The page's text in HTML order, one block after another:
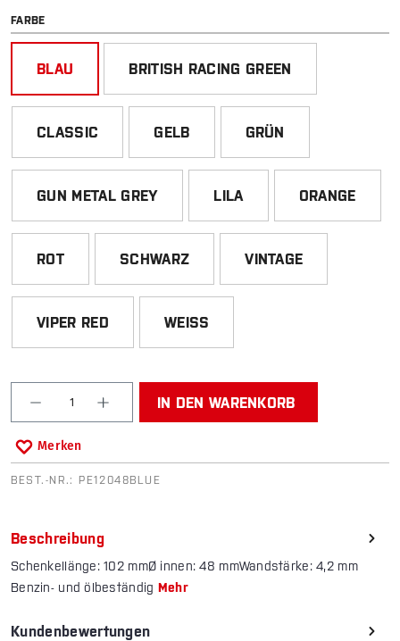
FARBEAUSWÄHLEN
BLAU BRITISH RACING GREEN
CLASSIC GELB GRÜN
GUN METAL GREY LILA ORANGE
ROT SCHWARZ VINTAGE
VIPER RED WEISS
Produkt Anzahl: Gib den gewünschten Wert ein
IN DEN WARENKORB
Merken
BEST.-NR.: PE12048BLUE
Beschreibung
Schenkellänge: 102 mmØ innen: 48 mmWandstärke: 4,2 mm
Benzin- und ölbeständig Mehr
Kundenbewertungen